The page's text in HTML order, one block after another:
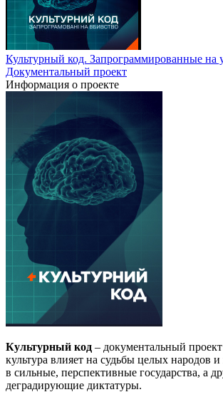
Культурный код. Запрограммированные на
Документальный проект
Информация о проекте
Культурный код – документальный
культура влияет на судьбы целых народов
в сильные, перспективные государства, а
деградирующие диктатуры.